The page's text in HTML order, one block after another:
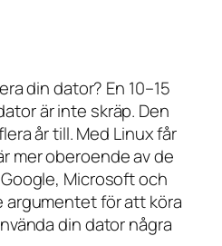
din dator? En 10–15
är inte skräp. Den
år till. Med Linux får
mer oberoende av de
Microsoft och
argumentet för att köra
din dator några